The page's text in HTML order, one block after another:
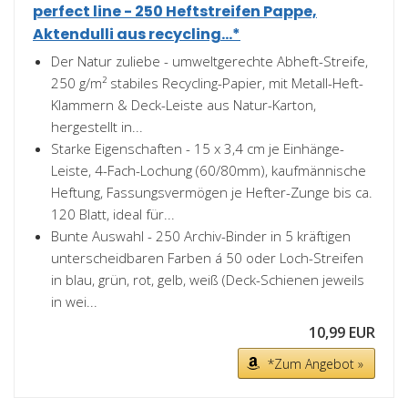
perfect line - 250 Heftstreifen Pappe,
Aktendulli aus recycling...*
Der Natur zuliebe - umweltgerechte Abheft-Streife,
250 g/m² stabiles Recycling-Papier, mit Metall-Heft-
Klammern & Deck-Leiste aus Natur-Karton,
hergestellt in...
Starke Eigenschaften - 15 x 3,4 cm je Einhänge-
Leiste, 4-Fach-Lochung (60/80mm), kaufmännische
Heftung, Fassungsvermögen je Hefter-Zunge bis ca.
120 Blatt, ideal für...
Bunte Auswahl - 250 Archiv-Binder in 5 kräftigen
unterscheidbaren Farben á 50 oder Loch-Streifen
in blau, grün, rot, gelb, weiß (Deck-Schienen jeweils
in wei...
10,99 EUR
*Zum Angebot »